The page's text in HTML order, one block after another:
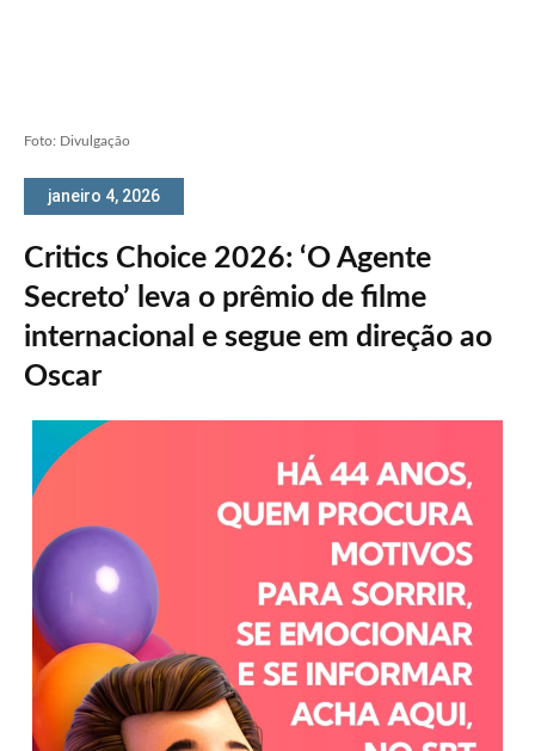
Foto: Divulgação
janeiro 4, 2026
Critics Choice 2026: ‘O Agente
Secreto’ leva o prêmio de filme
internacional e segue em direção ao
Oscar